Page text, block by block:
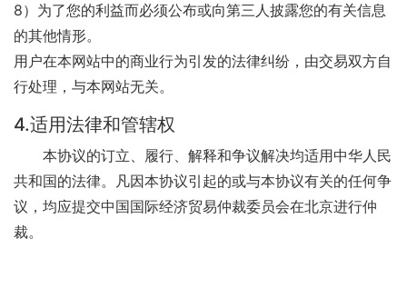
8）为了您的利益而必须公布或向第三人披露您的有关信息
的其他情形。
用户在本网站中的商业行为引发的法律纠纷，由交易双方自
行处理，与本网站无关。
4.适用法律和管辖权
本协议的订立、履行、解释和争议解决均适用中华人民
共和国的法律。凡因本协议引起的或与本协议有关的任何争
议，均应提交中国国际经济贸易仲裁委员会在北京进行仲
裁。